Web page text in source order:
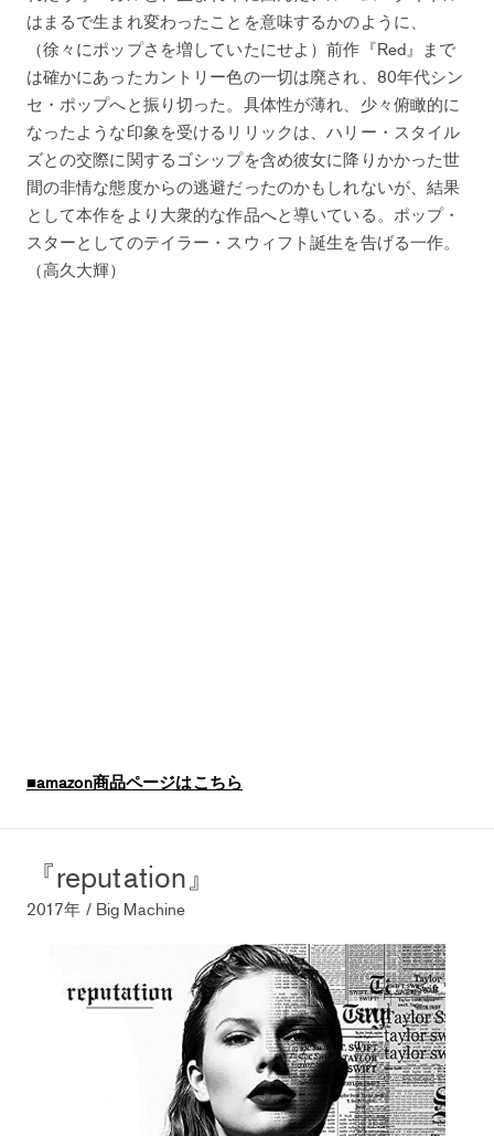
はまるで生まれ変わったことを意味するかのように、
（徐々にポップさを増していたにせよ）前作『Red』まで
は確かにあったカントリー色の一切は廃され、80年代シン
セ・ポップへと振り切った。具体性が薄れ、少々俯瞰的に
なったような印象を受けるリリックは、ハリー・スタイル
ズとの交際に関するゴシップを含め彼女に降りかかった世
間の非情な態度からの逃避だったのかもしれないが、結果
として本作をより大衆的な作品へと導いている。ポップ・
スターとしてのテイラー・スウィフト誕生を告げる一作。
（高久大輝）
■amazon商品ページはこちら
『reputation』
2017年 / Big Machine